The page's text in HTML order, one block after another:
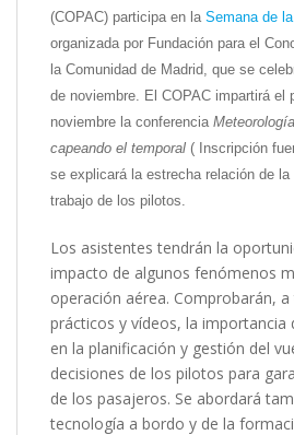
(COPAC) participa en la Semana de
organizada por Fundación para el
la Comunidad de Madrid, que se
de noviembre. El COPAC impartirá el
noviembre la conferencia
capeando el temporal ( Inscripción
se explicará la estrecha relación de la
trabajo de los pilotos.
Los asistentes tendrán la
impacto de algunos fenómenos
operación aérea. Comprobarán,
prácticos y vídeos, la importancia
en la planificación y gestión del
decisiones de los pilotos para
de los pasajeros. Se abordará
tecnología a bordo y de la